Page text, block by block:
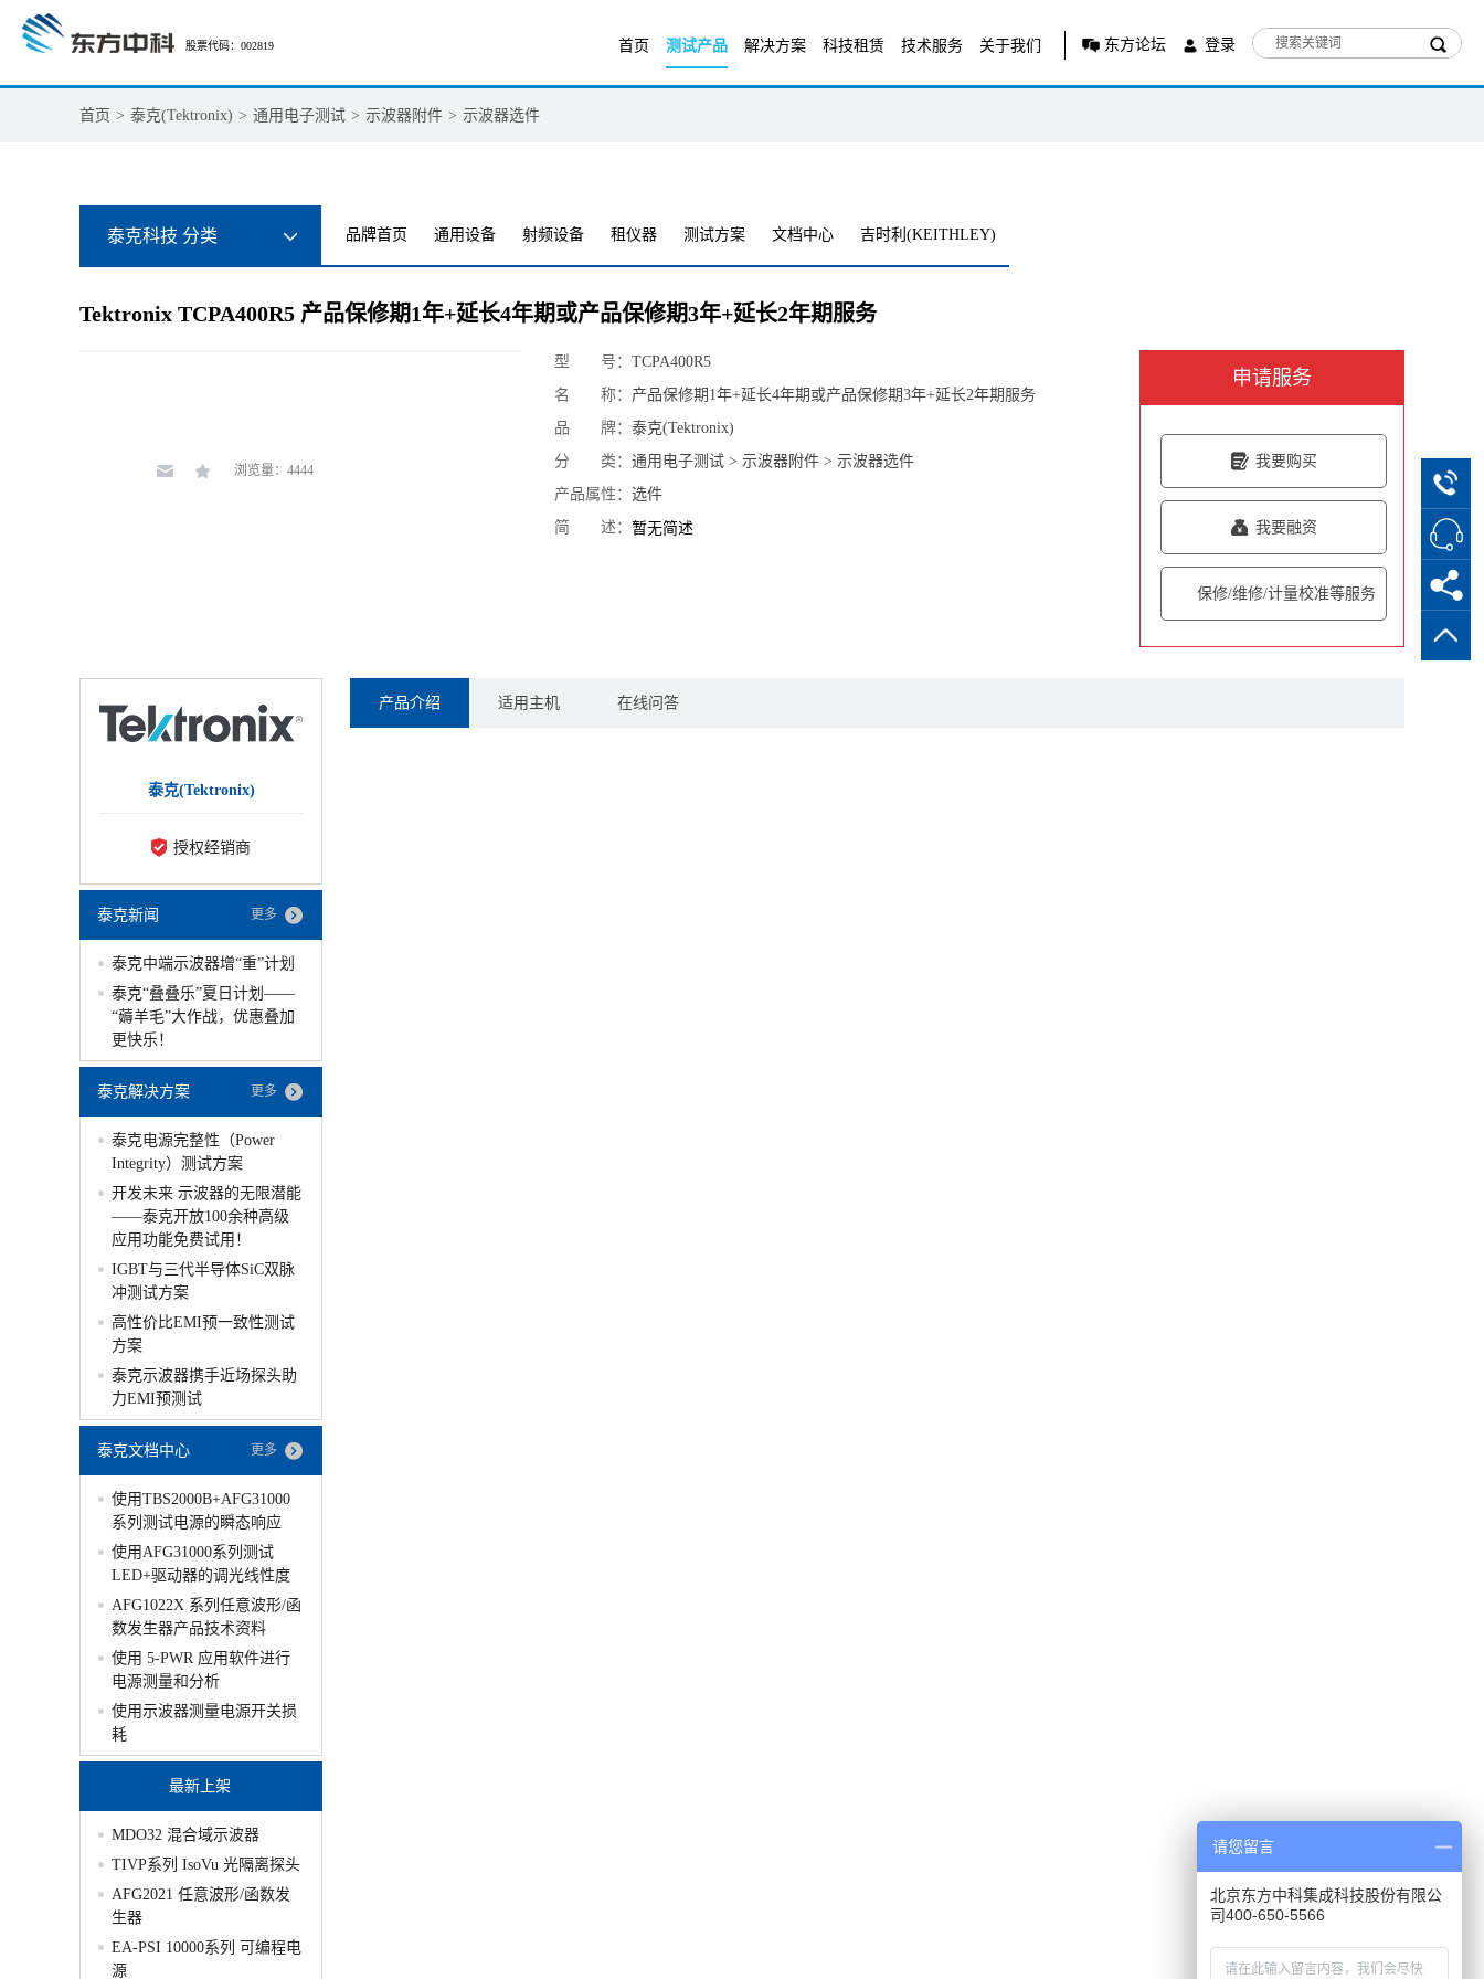
股票代码：002819 首页 测试产品 解决方案 科技租赁 技术服务 关于我们 东方论坛 登录
首页 > 泰克(Tektronix) > 通用电子测试 > 示波器附件 > 示波器选件
泰克科技 分类 品牌首页 通用设备 射频设备 租仪器 测试方案 文档中心 吉时利(KEITHLEY)
Tektronix TCPA400R5 产品保修期1年+延长4年期或产品保修期3年+延长2年期服务
浏览量：4444
型 号： TCPA400R5
名 称： 产品保修期1年+延长4年期或产品保修期3年+延长2年期服务
品 牌： 泰克(Tektronix)
分 类： 通用电子测试 > 示波器附件 > 示波器选件
产品属性： 选件
简 述： 暂无简述
申请服务
我要购买
我要融资
保修/维修/计量校准等服务
产品介绍 适用主机 在线问答
泰克(Tektronix)
授权经销商
泰克新闻 更多
泰克中端示波器增“重”计划
泰克“叠叠乐”夏日计划——
“薅羊毛”大作战，优惠叠加
更快乐！
泰克解决方案 更多
泰克电源完整性（Power
Integrity）测试方案
开发未来 示波器的无限潜能
——泰克开放100余种高级
应用功能免费试用！
IGBT与三代半导体SiC双脉
冲测试方案
高性价比EMI预一致性测试
方案
泰克示波器携手近场探头助
力EMI预测试
泰克文档中心 更多
使用TBS2000B+AFG31000
系列测试电源的瞬态响应
使用AFG31000系列测试
LED+驱动器的调光线性度
AFG1022X 系列任意波形/函
数发生器产品技术资料
使用 5-PWR 应用软件进行
电源测量和分析
使用示波器测量电源开关损
耗
最新上架
MDO32 混合域示波器
TIVP系列 IsoVu 光隔离探头
AFG2021 任意波形/函数发
生器
EA-PSI 10000系列 可编程电
源
请您留言
北京东方中科集成科技股份有限公
司400-650-5566